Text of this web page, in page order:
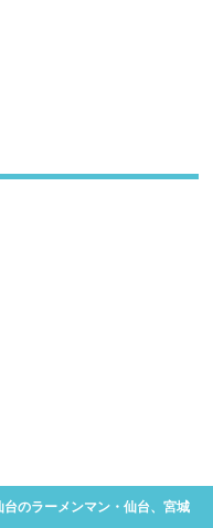
のラーメンマン・仙台、宮城